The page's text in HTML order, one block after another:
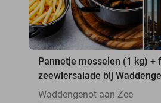
Pannetje mosselen (1 kg) +
zeewiersalade bij
Waddengenot aan Zee